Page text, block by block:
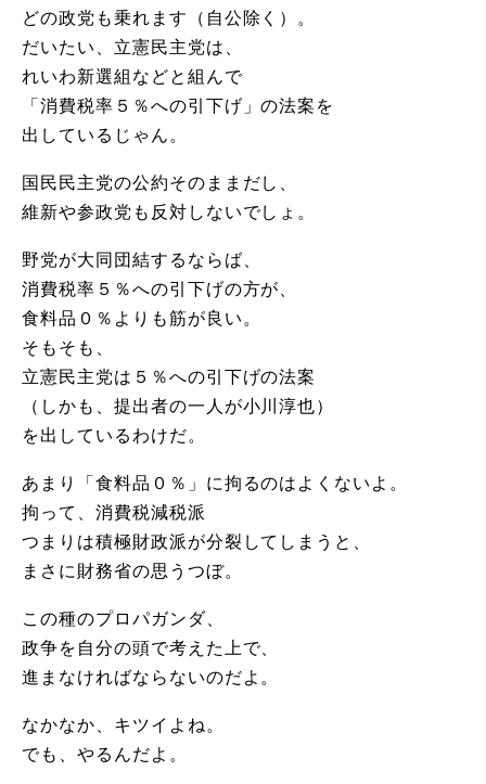
どの政党も乗れます（自公除く）。
だいたい、立憲民主党は、
れいわ新選組などと組んで
「消費税率５％への引下げ」の法案を
出しているじゃん。
国民民主党の公約そのままだし、
維新や参政党も反対しないでしょ。
野党が大同団結するならば、
消費税率５％への引下げの方が、
食料品０％よりも筋が良い。
そもそも、
立憲民主党は５％への引下げの法案
（しかも、提出者の一人が小川淳也）
を出しているわけだ。
あまり「食料品０％」に拘るのはよくないよ。
拘って、消費税減税派
つまりは積極財政派が分裂してしまうと、
まさに財務省の思うつぼ。
この種のプロパガンダ、
政争を自分の頭で考えた上で、
進まなければならないのだよ。
なかなか、キツイよね。
でも、やるんだよ。